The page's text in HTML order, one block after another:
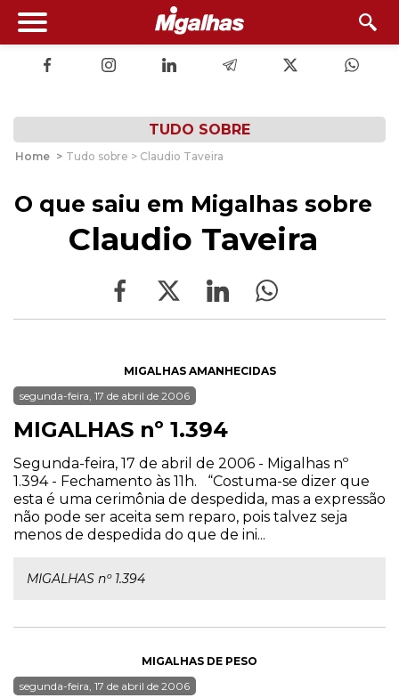
TUDO SOBRE
Home > Tudo sobre > Claudio Taveira
O que saiu em Migalhas sobre
Claudio Taveira
MIGALHAS AMANHECIDAS
segunda-feira, 17 de abril de 2006
MIGALHAS nº 1.394
Segunda-feira, 17 de abril de 2006 - Migalhas nº
1.394 - Fechamento às 11h. “Costuma-se dizer que
esta é uma cerimônia de despedida, mas a expressão
não pode ser aceita sem reparo, pois talvez seja
menos de despedida do que de ini...
MIGALHAS nº 1.394
MIGALHAS DE PESO
segunda-feira, 17 de abril de 2006